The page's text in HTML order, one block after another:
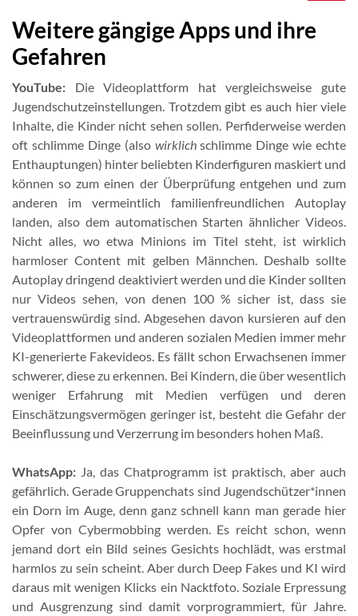
Weitere gängige Apps und ihre
Gefahren
YouTube: Die Videoplattform hat vergleichsweise gute
Jugendschutzeinstellungen. Trotzdem gibt es auch hier viele
Inhalte, die Kinder nicht sehen sollen. Perfiderweise werden
oft schlimme Dinge (also wirklichschlimme Dinge wie echte
Enthauptungen) hinter beliebten Kinderfiguren maskiert und
können so zum einen der Überprüfung entgehen und zum
anderen im vermeintlich familienfreundlichen Autoplay
landen, also dem automatischen Starten ähnlicher Videos.
Nicht alles, wo etwa Minions im Titel steht, ist wirklich
harmloser Content mit gelben Männchen. Deshalb sollte
Autoplay dringend deaktiviert werden und die Kinder sollten
nur Videos sehen, von denen 100 % sicher ist, dass sie
vertrauenswürdig sind. Abgesehen davon kursieren auf den
Videoplattformen und anderen sozialen Medien immer mehr
KI-generierte Fakevideos. Es fällt schon Erwachsenen immer
schwerer, diese zu erkennen. Bei Kindern, die über wesentlich
weniger Erfahrung mit Medien verfügen und deren
Einschätzungsvermögen geringer ist, besteht die Gefahr der
Beeinflussung und Verzerrung im besonders hohen Maß.
WhatsApp: Ja, das Chatprogramm ist praktisch, aber auch
gefährlich. Gerade Gruppenchats sind Jugendschützer*innen
ein Dorn im Auge, denn ganz schnell kann man gerade hier
Opfer von Cybermobbing werden. Es reicht schon, wenn
jemand dort ein Bild seines Gesichts hochlädt, was erstmal
harmlos zu sein scheint. Aber durch Deep Fakes und KI wird
daraus mit wenigen Klicks ein Nacktfoto. Soziale Erpressung
und Ausgrenzung sind damit vorprogrammiert, für Jahre.